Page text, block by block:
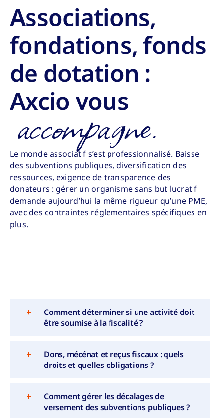
Associations,
fondations, fonds
de dotation :
Axcio vous
accompagne.
Le monde associatif s’est professionnalisé. Baisse
des subventions publiques, diversification des
ressources, exigence de transparence des
donateurs : gérer un organisme sans but lucratif
demande aujourd’hui la même rigueur qu’une PME,
avec des contraintes réglementaires spécifiques en
plus.
Comment déterminer si une activité doit
être soumise à la fiscalité ?
Dons, mécénat et reçus fiscaux : quels
droits et quelles obligations ?
Comment gérer les décalages de
versement des subventions publiques ?